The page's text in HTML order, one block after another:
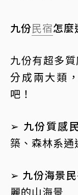
九份民宿怎麼
九份有超多
分成兩大類
吧！
➢ 九份質感
築、森林系
➢ 九份海景民
麗的山海景